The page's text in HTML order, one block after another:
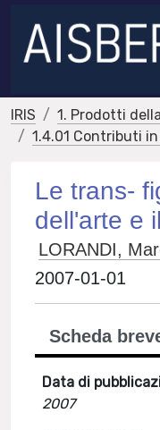
IRIS 1. Prodotti
1.4.01 Contributi
Le trans-
dell'arte e
LORANDI,
2007-01-01
Scheda
Data di
2007